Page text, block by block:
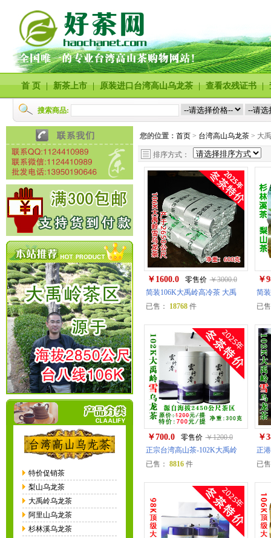
首 页 | 新茶上市 | 原装进口台湾高山乌龙茶 | 查看农残证书 |
搜索商品:
特价促销茶
梨山乌龙茶
大禹岭乌龙茶
阿里山乌龙茶
杉林溪乌龙茶
您的位置： 首页> 台湾高山乌龙茶 > 大
排序方式：
￥1600.0 零售价 ￥3000.0
简装106K大禹岭高冷茶 大禹
已售：
18768件
￥
简
已
￥700.0 零售价 ￥1200.0
正宗台湾高山茶-102K大禹岭
已售： 8816件
￥
正
已